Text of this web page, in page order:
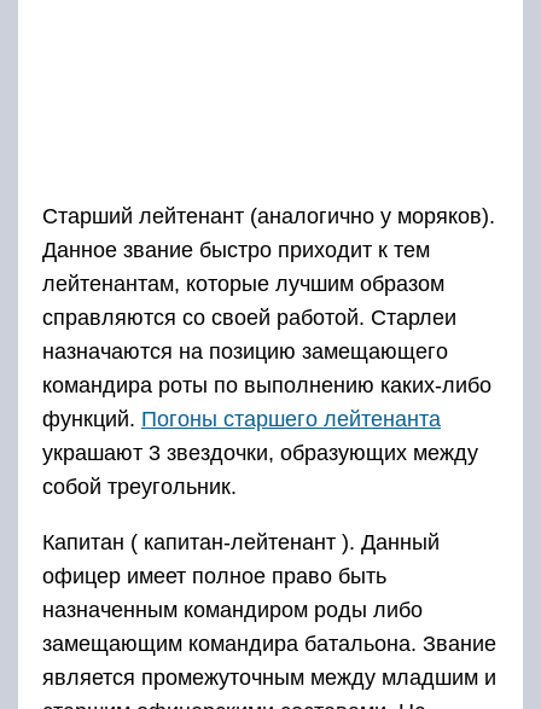
Старший лейтенант (аналогично у моряков).
Данное звание быстро приходит к тем
лейтенантам, которые лучшим образом
справляются со своей работой. Старлеи
назначаются на позицию замещающего
командира роты по выполнению каких-либо
функций. Погоны старшего лейтенанта
украшают 3 звездочки, образующих между
собой треугольник.
Капитан ( капитан-лейтенант ). Данный
офицер имеет полное право быть
назначенным командиром роды либо
замещающим командира батальона. Звание
является промежуточным между младшим и